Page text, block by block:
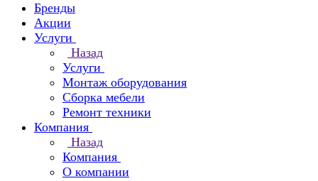
Бренды
Акции
Услуги
Назад
Услуги
Монтаж оборудования
Сборка мебели
Ремонт техники
Компания
Назад
Компания
О компании